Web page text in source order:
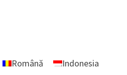
Română
Indonesia